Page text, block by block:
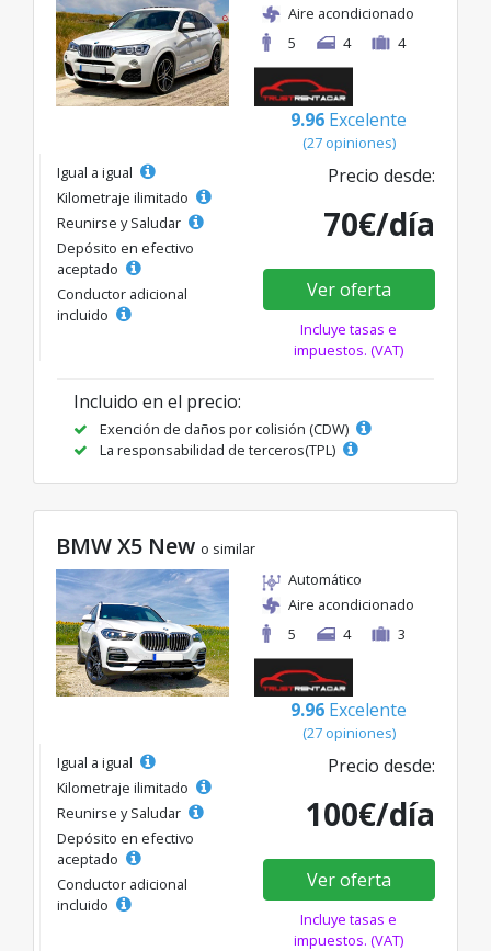
Aire acondicionado
5
4 4
9.96 Excelente
(27 opiniones)
Igual a igual
Kilometraje ilimitado
Reunirse y Saludar
Depósito en efectivo
aceptado
Conductor adicional
incluido
Precio desde:
70€/día
Ver oferta
Incluye tasas e
impuestos. (VAT)
Incluido en el precio:
Exención de daños por colisión (CDW)
La responsabilidad de terceros(TPL)
BMW X5 New o similar
Automático
Aire acondicionado
5
4 3
9.96 Excelente
(27 opiniones)
Igual a igual
Kilometraje ilimitado
Reunirse y Saludar
Depósito en efectivo
aceptado
Conductor adicional
incluido
Precio desde:
100€/día
Ver oferta
Incluye tasas e
impuestos. (VAT)